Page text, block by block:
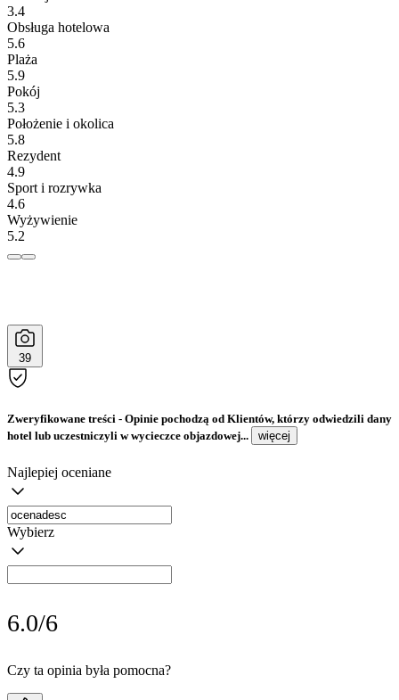
3.4
Obsługa hotelowa
5.6
Plaża
5.9
Pokój
5.3
Położenie i okolica
5.8
Rezydent
4.9
Sport i rozrywka
4.6
Wyżywienie
5.2
39
Zweryfikowane treści - Opinie pochodzą od Klientów, którzy odwiedzili dany
hotel lub uczestniczyli w wycieczce objazdowej...
więcej
Najlepiej oceniane
Wybierz
6.0/6
Czy ta opinia była pomocna?